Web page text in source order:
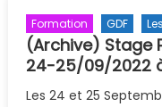
Formation GDF
(Archive) Stage
24-25/09/2022
Les 24 et 25